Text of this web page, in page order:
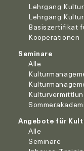
Lehrgang
Lehrgang
Basiszertifikat
Kooperationen
Seminare
Alle
Angebote für
Alle
Seminare